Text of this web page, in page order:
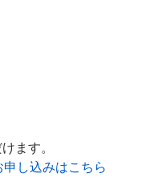
ます。
し込みはこちら